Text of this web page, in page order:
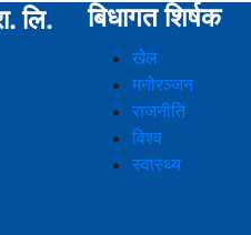
लि. बिधागत शिर्षक
खेल
मनोरञ्जन
राजनीति
विश्व
स्वास्थ्य